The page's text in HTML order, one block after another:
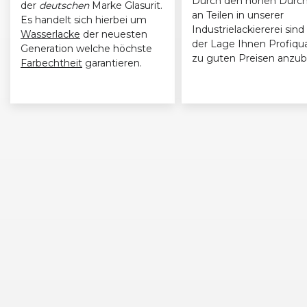
der deutschenMarke Glasurit.
Es handelt sich hierbei um
Wasserlacke der neuesten
Generation welche höchste
Farbechtheit garantieren.
an Teilen in unserer
Industrielackiererei sind
der Lage Ihnen
zu guten Preisen